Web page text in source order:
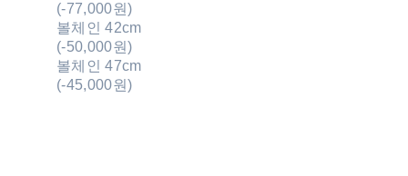
(-77,000원)
볼체인 42cm
(-50,000원)
볼체인 47cm
(-45,000원)